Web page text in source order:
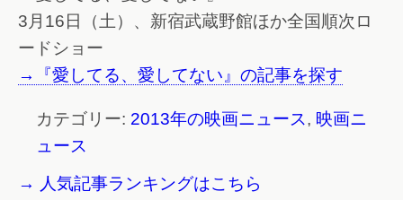
3月16日（土）、新宿武蔵野館ほか全国順次ロ
ードショー
→『愛してる、愛してない』の記事を探す
カテゴリー: 2013年の映画ニュース, 映画ニ
ュース
→ 人気記事ランキングはこちら